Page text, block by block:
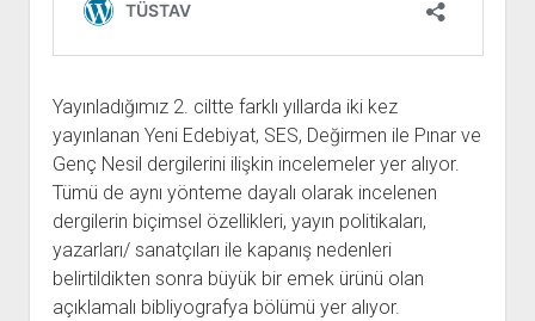
GDF KİTAPLIĞI
Yayınladığımız 2. ciltte farklı yıllarda iki kez
yayınlanan Yeni Edebiyat, SES, Değirmen ile Pınar ve
Genç Nesil dergilerini ilişkin incelemeler yer alıyor.
Tümü de aynı yönteme dayalı olarak incelenen
dergilerin biçimsel özellikleri, yayın politikaları,
yazarları/ sanatçıları ile kapanış nedenleri
belirtildikten sonra büyük bir emek ürünü olan
açıklamalı bibliyografya bölümü yer alıyor.